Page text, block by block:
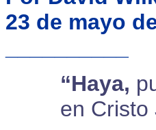
23 de mayo
“Haya,
en Cristo